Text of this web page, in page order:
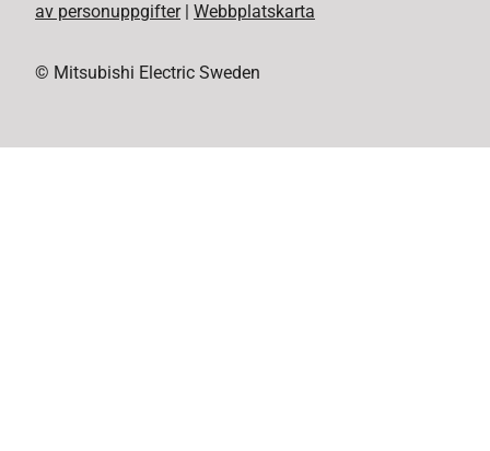
av personuppgifter
Webbplatskarta
© Mitsubishi Electric Sweden